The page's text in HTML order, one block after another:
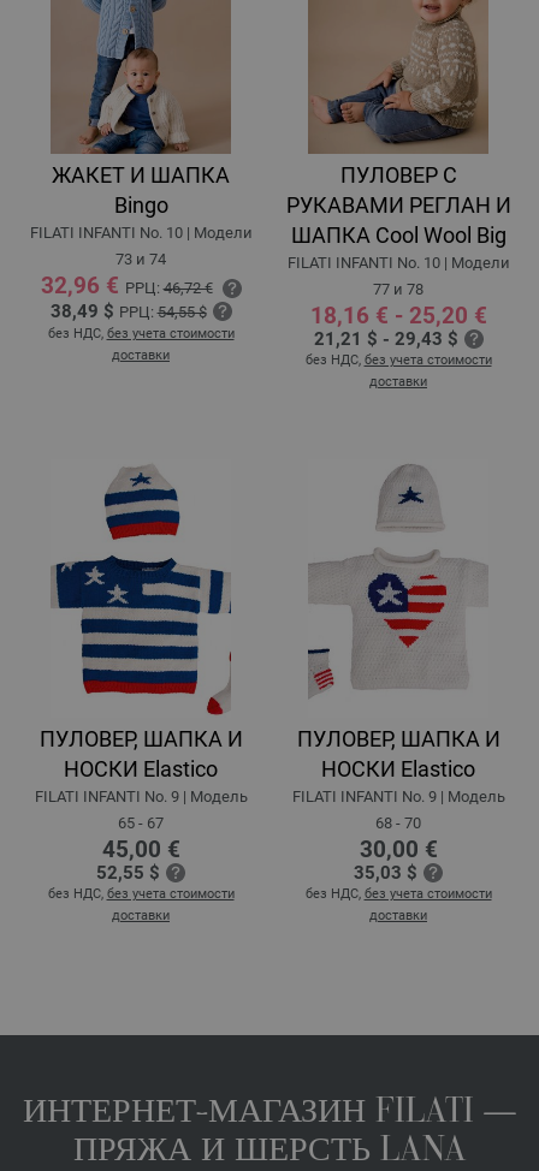
ЖАКЕТ И ШАПКА
Bingo
FILATI INFANTI No. 10 | Модели
73 и 74
32,96 € РРЦ:46,72 €
38,49 $ РРЦ:54,55 $
без НДС, без учета стоимости
доставки
ПУЛОВЕР С
РУКАВАМИ РЕГЛАН И
ШАПКА Cool Wool Big
FILATI INFANTI No. 10 | Модели
77 и 78
18,16 € - 25,20 €
21,21 $ - 29,43 $
без НДС, без учета стоимости
доставки
ПУЛОВЕР, ШАПКА И
НОСКИ Elastico
FILATI INFANTI No. 9 | Модель
65 - 67
45,00 €
52,55 $
без НДС, без учета стоимости
доставки
ПУЛОВЕР, ШАПКА И
НОСКИ Elastico
FILATI INFANTI No. 9 | Модель
68 - 70
30,00 €
35,03 $
без НДС, без учета стоимости
доставки
ИНТЕРНЕТ-МАГАЗИН FILATI —
ПРЯЖА И ШЕРСТЬ LANA